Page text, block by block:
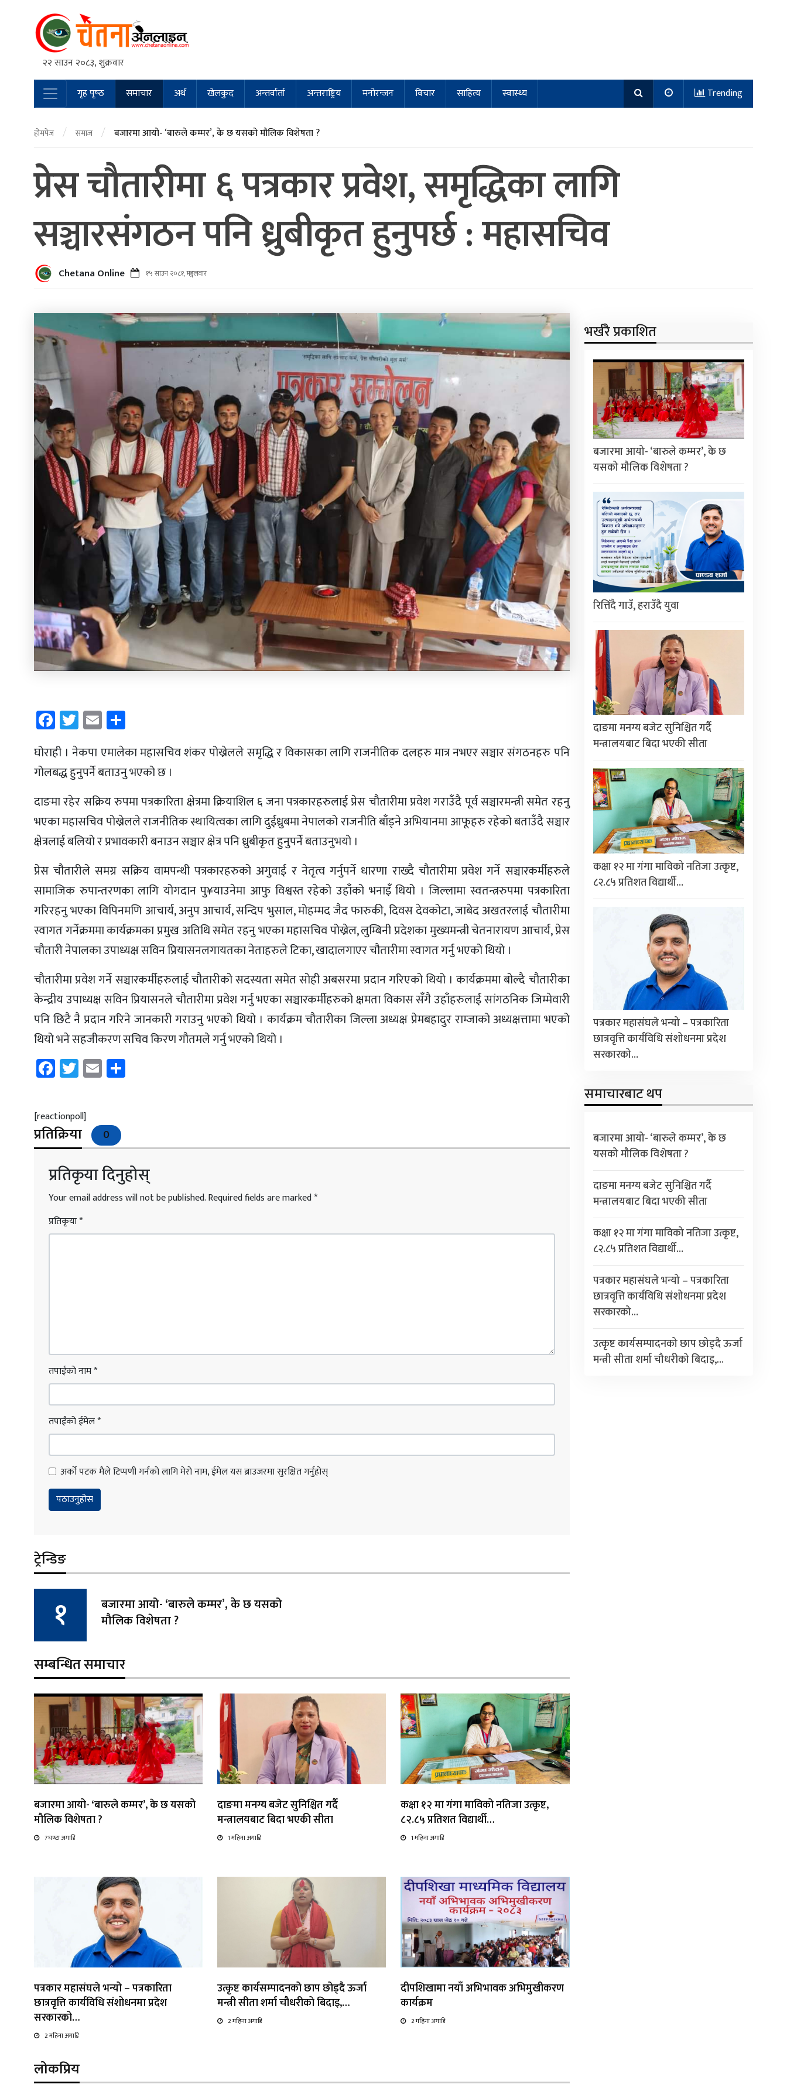
२२ साउन २०८३, शुक्रवार
Main Navigation
गृह पृष्‍ठ समाचार अर्थ खेलकुद अन्तर्वार्ता अन्तराष्ट्रिय मनोरन्जन विचार साहित्य स्वास्थ्य Trending
होमपेज / समाज / बजारमा आयो- ‘बारुले कम्मर’, के छ यसको मौलिक विशेषता ?
प्रेस चौतारीमा ६ पत्रकार प्रवेश, समृद्धिका लागि
सञ्चारसंगठन पनि ध्रुबीकृत हुनुपर्छ : महासचिव
Chetana Online १५ साउन २०८१, मङ्गलवार
Facebook
Twitter
Email
घोराही । नेकपा एमालेका महासचिव शंकर पोख्रेलले समृद्धि र विकासका लागि राजनीतिक दलहरु मात्र नभएर सञ्चार संगठनहरु पनि
गोलबद्ध हुनुपर्ने बताउनु भएको छ ।
दाङमा रहेर सक्रिय रुपमा पत्रकारिता क्षेत्रमा क्रियाशिल ६ जना पत्रकारहरुलाई प्रेस चौतारीमा प्रवेश गराउँदै पूर्व सञ्चारमन्त्री समेत रहनु
भएका महासचिव पोख्रेलले राजनीतिक स्थायित्वका लागि दुईध्रुबमा नेपालको राजनीति बाँड्ने अभियानमा आफूहरु रहेको बताउँदै सञ्चार
क्षेत्रलाई बलियो र प्रभावकारी बनाउन सञ्चार क्षेत्र पनि ध्रुबीकृत हुनुपर्ने बताउनुभयो ।
प्रेस चौतारीले समग्र सक्रिय वामपन्थी पत्रकारहरुको अगुवाई र नेतृत्व गर्नुपर्ने धारणा राख्दै चौतारीमा प्रवेश गर्ने सञ्चारकर्मीहरुले
सामाजिक रुपान्तरणका लागि योगदान पु¥याउनेमा आफु विश्वस्त रहेको उहाँको भनाइँ थियो । जिल्लामा स्वतन्त्ररुपमा पत्रकारिता
गरिरहनु भएका विपिनमणि आचार्य, अनुप आचार्य, सन्दिप भुसाल, मोहम्मद जैद फारुकी, दिवस देवकोटा, जाबेद अखतरलाई चौतारीमा
स्वागत गर्नेक्रममा कार्यक्रमका प्रमुख अतिथि समेत रहनु भएका महासचिव पोख्रेल, लुम्बिनी प्रदेशका मुख्यमन्त्री चेतनारायण आचार्य, प्रेस
चौतारी नेपालका उपाध्यक्ष सविन प्रियासनलगायतका नेताहरुले टिका, खादालगाएर चौतारीमा स्वागत गर्नु भएको थियो ।
चौतारीमा प्रवेश गर्ने सञ्चारकर्मीहरुलाई चौतारीको सदस्यता समेत सोही अबसरमा प्रदान गरिएको थियो । कार्यक्रममा बोल्दै चौतारीका
केन्द्रीय उपाध्यक्ष सविन प्रियासनले चौतारीमा प्रवेश गर्नु भएका सञ्चारकर्मीहरुको क्षमता विकास सँगै उहाँहरुलाई सांगठनिक जिम्मेवारी
पनि छिटै नै प्रदान गरिने जानकारी गराउनु भएको थियो । कार्यक्रम चौतारीका जिल्ला अध्यक्ष प्रेमबहादुर राम्जाको अध्यक्षत्तामा भएको
थियो भने सहजीकरण सचिव किरण गौतमले गर्नु भएको थियो ।
Facebook
Twitter
Email
[reactionpoll]
प्रतिक्रिया 0
प्रतिकृया दिनुहोस्
Your email address will not be published.Required fields are marked*
प्रतिकृया*
तपाईंको नाम*
तपाईंको ईमेल*
अर्को पटक मैले टिप्पणी गर्नको लागि मेरो नाम, ईमेल यस ब्राउजरमा सुरक्षित गर्नुहोस्
ट्रेन्डिङ
बजारमा आयो- ‘बारुले कम्मर’, के छ यसको
मौलिक विशेषता ?
सम्बन्धित समाचार
बजारमा आयो- ‘बारुले कम्मर’, के छ यसको
मौलिक विशेषता ?
7 घण्टा अगाडि
दाङमा मनग्य बजेट सुनिश्चित गर्दै
मन्त्रालयबाट बिदा भएकी सीता
1 महिना अगाडि
कक्षा १२ मा गंगा माविको नतिजा उत्कृष्ट,
८२.८५ प्रतिशत विद्यार्थी…
1 महिना अगाडि
पत्रकार महासंघले भन्यो – पत्रकारिता
छात्रवृत्ति कार्यविधि संशोधनमा प्रदेश
सरकारको…
2 महिना अगाडि
उत्कृष्ट कार्यसम्पादनको छाप छोड्दै ऊर्जा
मन्त्री सीता शर्मा चौधरीको बिदाइ,…
2 महिना अगाडि
दीपशिखामा नयाँ अभिभावक अभिमुखीकरण
कार्यक्रम
2 महिना अगाडि
लोकप्रिय
भर्खरै प्रकाशित
बजारमा आयो- ‘बारुले कम्मर’, के छ
यसको मौलिक विशेषता ?
रित्तिँदै गाउँ, हराउँदै युवा
दाङमा मनग्य बजेट सुनिश्चित गर्दै
मन्त्रालयबाट बिदा भएकी सीता
कक्षा १२ मा गंगा माविको नतिजा उत्कृष्ट,
८२.८५ प्रतिशत विद्यार्थी…
पत्रकार महासंघले भन्यो – पत्रकारिता
छात्रवृत्ति कार्यविधि संशोधनमा प्रदेश
सरकारको…
समाचारबाट थप
बजारमा आयो- ‘बारुले कम्मर’, के छ
यसको मौलिक विशेषता ?
दाङमा मनग्य बजेट सुनिश्चित गर्दै
मन्त्रालयबाट बिदा भएकी सीता
कक्षा १२ मा गंगा माविको नतिजा उत्कृष्ट,
८२.८५ प्रतिशत विद्यार्थी…
पत्रकार महासंघले भन्यो – पत्रकारिता
छात्रवृत्ति कार्यविधि संशोधनमा प्रदेश
सरकारको…
उत्कृष्ट कार्यसम्पादनको छाप छोड्दै ऊर्जा
मन्त्री सीता शर्मा चौधरीको बिदाइ,…